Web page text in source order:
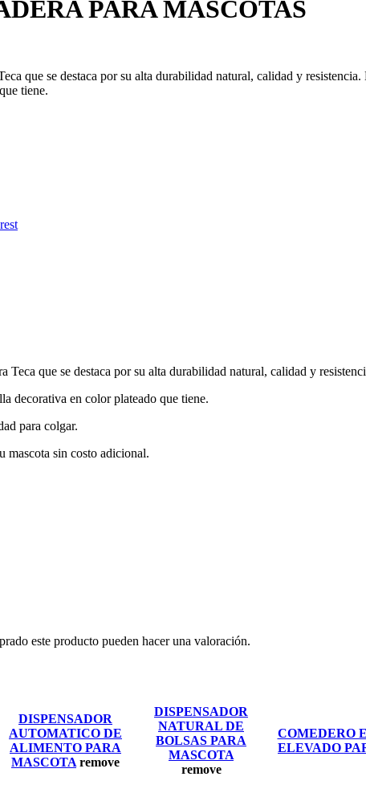
PARA MASCOTAS
que se destaca por su alta durabilidad natural, calidad y
tiene.
Teca que se destaca por su alta durabilidad natural, calidad y
decorativa en color plateado que tiene.
para colgar.
mascota sin costo adicional.
este producto pueden hacer una valoración.
DISPENSADOR
AUTOMATICO DE
ALIMENTO PARA
MASCOTA remove
DISPENSADOR
NATURAL DE
BOLSAS PARA
MASCOTA
remove
COMEDERO
ELEVADO